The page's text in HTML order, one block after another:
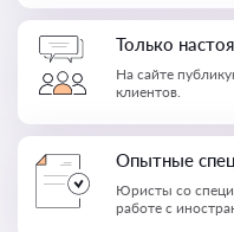
Только
На сайте
клиентов.
Опытные
Юристы со
работе с